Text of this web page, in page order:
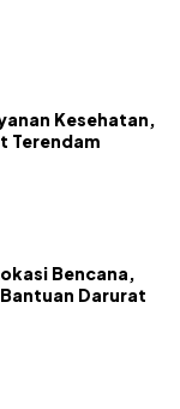
Kesehatan,
Terendam
Bencana,
Darurat